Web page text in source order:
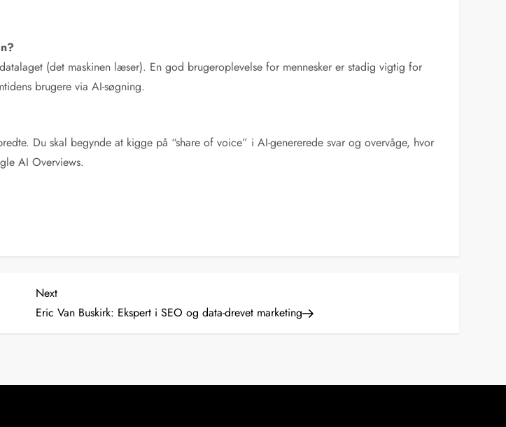
(det maskinen læser). En god brugeroplevelse for mennesker er stadig vigtig for
brugere via AI-søgning.
Du skal begynde at kigge på “share of voice” i AI-genererede svar og overvåge, hvor
AI Overviews.
Next
Post
Next
Eric Van Buskirk: Ekspert i SEO og data-drevet marketing